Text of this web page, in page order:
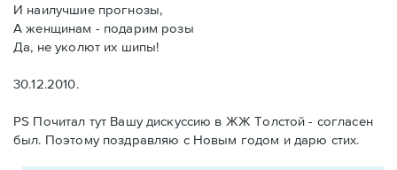
И наилучшие прогнозы,
А женщинам - подарим розы
Да, не уколют их шипы!
30.12.2010.
PS Почитал тут Вашу дискуссию в ЖЖ Толстой - согласен
был. Поэтому поздравляю с Новым годом и дарю стих.